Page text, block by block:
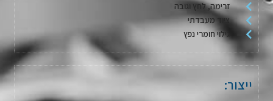
זרימה, לחץ וגובה
ציוד מעבדתי
גילוי חומרי נפץ
ייצור: